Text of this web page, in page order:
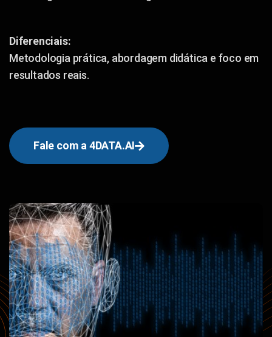
Diferenciais:
Metodologia prática, abordagem didática e foco em
resultados reais.
Fale com a 4DATA.AI